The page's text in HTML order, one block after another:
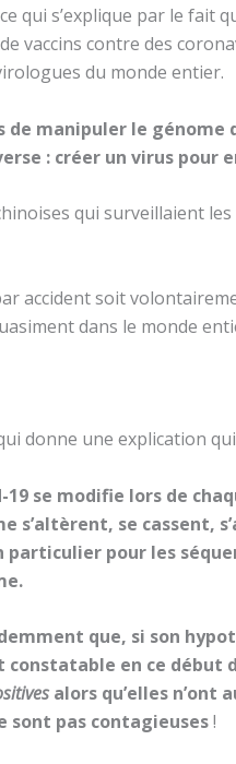
qui s’explique par le fait
vaccins contre des
du monde entier.
manipuler le génome
: créer un virus pour
qui surveillaient
accident soit
dans le monde
donne une explication
se modifie lors de
s’altèrent, se cassent,
particulier pour les
que, si son
en ce début
alors qu’elles n’ont
sont pas contagieuses!